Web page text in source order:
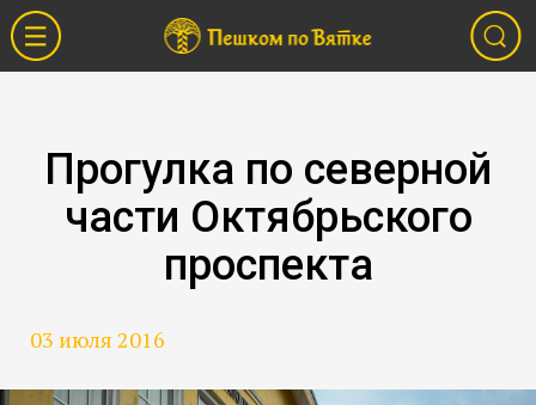
Прогулка по северной
части Октябрьского
проспекта
03 июля 2016